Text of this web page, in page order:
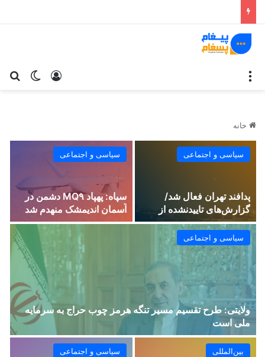
خانه
سیاسی و اجتماعی
ولایتی: طرح تقسیم مسیر تنگه هرمز چوب حراج به سرمایه
ملی است
سیاسی و اجتماعی
پدافند تهران فعال شد/
گزارش‌های تاییدنشده از
انفجار در پارچین و پاکدشت
سیاسی و اجتماعی
سپاه: پهپاد MQ۹ دشمن در
آسمان اندیمشک منهدم شد
بین‌المللی سیاسی و اجتماعی